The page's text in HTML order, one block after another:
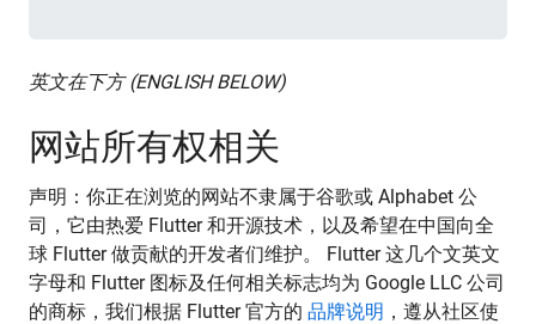
英文在下方 (ENGLISH BELOW)
网站所有权相关
声明：你正在浏览的网站不隶属于谷歌或 Alphabet 公
司，它由热爱 Flutter 和开源技术，以及希望在中国向全
球 Flutter 做贡献的开发者们维护。 Flutter 这几个文英文
字母和 Flutter 图标及任何相关标志均为 Google LLC 公司
的商标，我们根据 Flutter 官方的 品牌说明 ，遵从社区使